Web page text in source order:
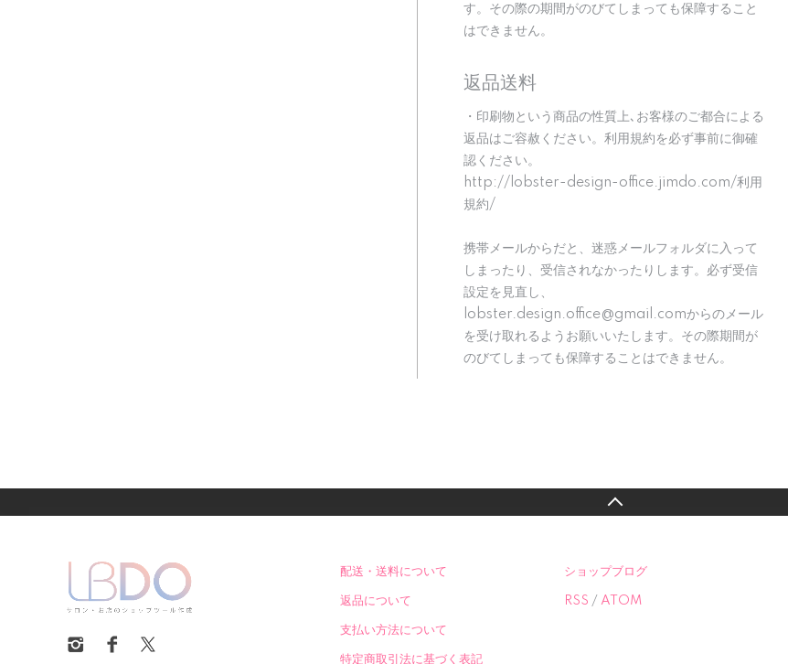
す。その際の期間がのびてしまっても保障すること
はできません。
返品送料
・印刷物という商品の性質上､お客様のご都合による
返品はご容赦ください。利用規約を必ず事前に御確
認ください。
http://lobster-design-office.jimdo.com/利用
規約/
携帯メールからだと、迷惑メールフォルダに入って
しまったり、受信されなかったりします。必ず受信
設定を見直し、
lobster.design.office@gmail.comからのメール
を受け取れるようお願いいたします。その際期間が
のびてしまっても保障することはできません。
配送・送料について
返品について
支払い方法について
特定商取引法に基づく表記
ショップブログ
RSS / ATOM